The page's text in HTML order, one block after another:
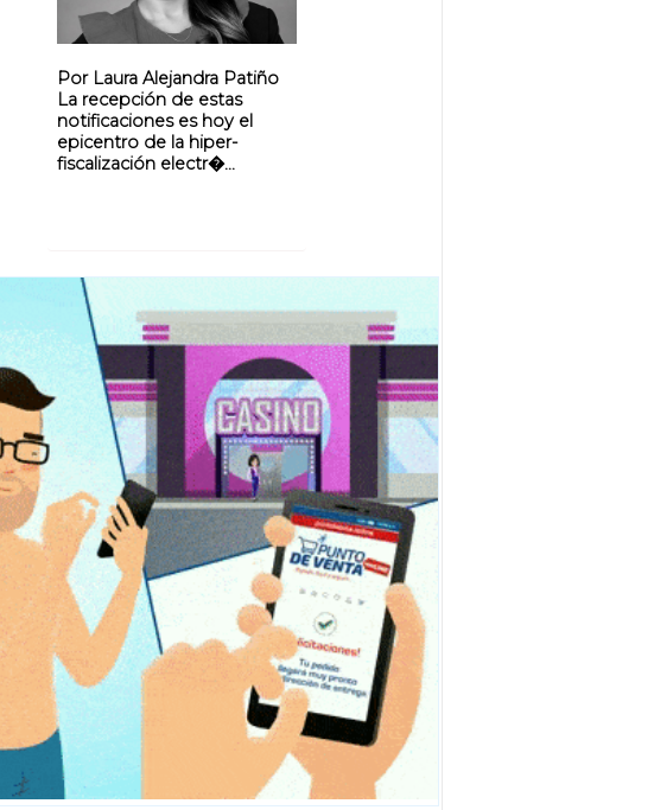
Por Laura Alejandra Patiño
La recepción de estas
notificaciones es hoy el
epicentro de la hiper-
fiscalización electr�...